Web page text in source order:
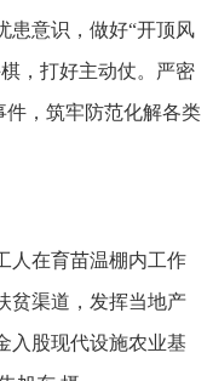
患意识，做好“开顶风
，打好主动仗。严密
件，筑牢防范化解各类
人在育苗温棚内工作
贫渠道，发挥当地产
入股现代设施农业基